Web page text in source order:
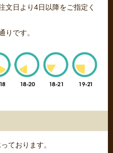
日より4日以降をご指定く
りです。
ております。